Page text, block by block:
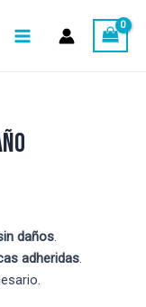
Menu
daños.
adheridas.